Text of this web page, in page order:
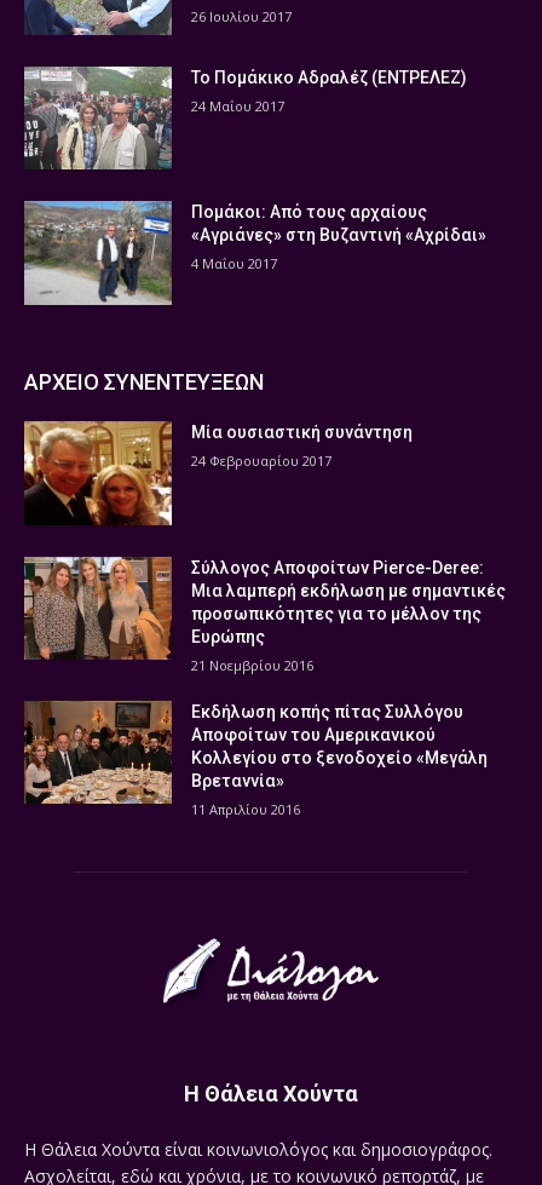
26 Ιουλίου 2017
Το Πομάκικο Αδραλέζ (ΕΝΤΡΕΛΕΖ)
24 Μαΐου 2017
Πομάκοι: Από τους αρχαίους
«Αγριάνες» στη Βυζαντινή «Αχρίδαι»
4 Μαΐου 2017
ΑΡΧΕΙΟ ΣΥΝΕΝΤΕΥΞΕΩΝ
Μία ουσιαστική συνάντηση
24 Φεβρουαρίου 2017
Σύλλογος Αποφοίτων Pierce-Deree:
Μια λαμπερή εκδήλωση με σημαντικές
προσωπικότητες για το μέλλον της
Ευρώπης
21 Νοεμβρίου 2016
Εκδήλωση κοπής πίτας Συλλόγου
Αποφοίτων του Αμερικανικού
Κολλεγίου στο ξενοδοχείο «Μεγάλη
Βρεταννία»
11 Απριλίου 2016
Η Θάλεια Χούντα
Η Θάλεια Χούντα είναι κοινωνιολόγος και δημοσιογράφος.
Ασχολείται, εδώ και χρόνια, με το κοινωνικό ρεπορτάζ, με